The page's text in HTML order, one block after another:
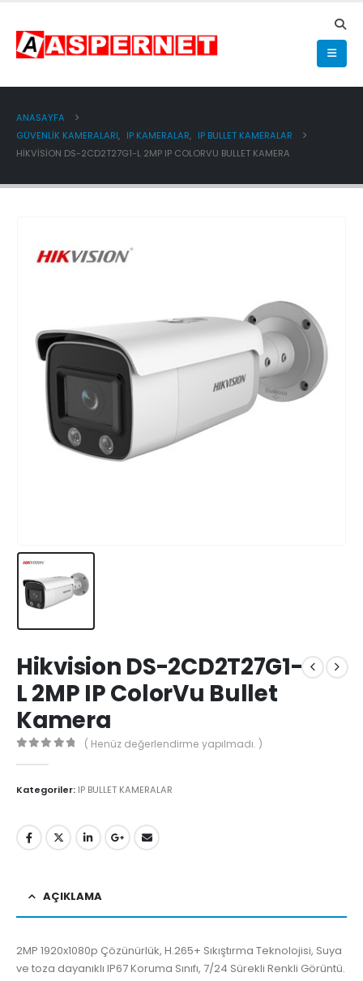
ANASAYFA
GÜVENLİK KAMERALARI, IP KAMERALAR, IP BULLET KAMERALAR
HIKVISION DS-2CD2T27G1-L 2MP IP COLORVU BULLET KAMERA
Hikvision DS-2CD2T27G1-
L 2MP IP ColorVu Bullet
Kamera
( Henüz değerlendirme yapılmadı. )
Kategoriler: IP BULLET KAMERALAR
AÇIKLAMA
2MP 1920x1080p Çözünürlük, H.265+ Sıkıştırma Teknolojisi, Suya
ve toza dayanıklı IP67 Koruma Sınıfı, 7/24 Sürekli Renkli Görüntü.